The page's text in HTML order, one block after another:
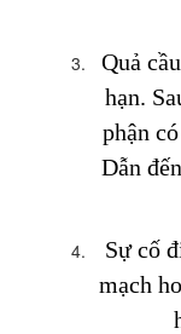
Quả
hạn.
phận
Dẫn
Sự cố
mạch